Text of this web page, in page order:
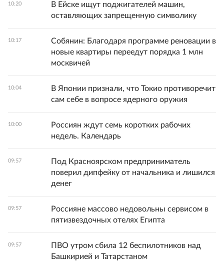
10:20
В Ейске ищут поджигателей машин,
оставляющих запрещенную символику
10:17
Собянин: Благодаря программе реновации в
новые квартиры переедут порядка 1 млн
москвичей
10:04
В Японии признали, что Токио противоречит
сам себе в вопросе ядерного оружия
10:00
Россиян ждут семь коротких рабочих
недель. Календарь
09:57
Под Красноярском предприниматель
поверил дипфейку от начальника и лишился
денег
09:57
Россияне массово недовольны сервисом в
пятизвездочных отелях Египта
09:57
ПВО утром сбила 12 беспилотников над
Башкирией и Татарстаном